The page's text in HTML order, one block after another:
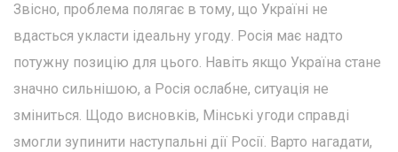
Звісно, проблема полягає в тому, що Україні не
вдасться укласти ідеальну угоду. Росія має надто
потужну позицію для цього. Навіть якщо Україна стане
значно сильнішою, а Росія ослабне, ситуація не
зміниться. Щодо висновків, Мінські угоди справді
змогли зупинити наступальні дії Росії. Варто нагадати,